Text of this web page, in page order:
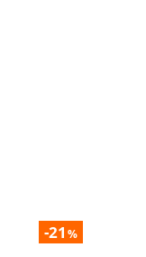
-21 %